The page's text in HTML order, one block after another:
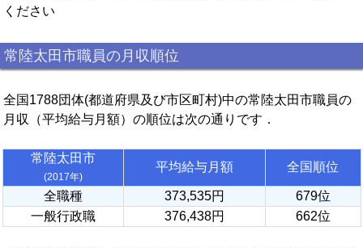
ください
常陸太田市職員の月収順位
全国1788団体(都道府県及び市区町村)中の常陸太田市職員の
月収（平均給与月額）の順位は次の通りです．
常陸太田市
(2017年)
平均給与月額 全国順位
全職種 373,535円
679位
一般行政職
376,438円 662位